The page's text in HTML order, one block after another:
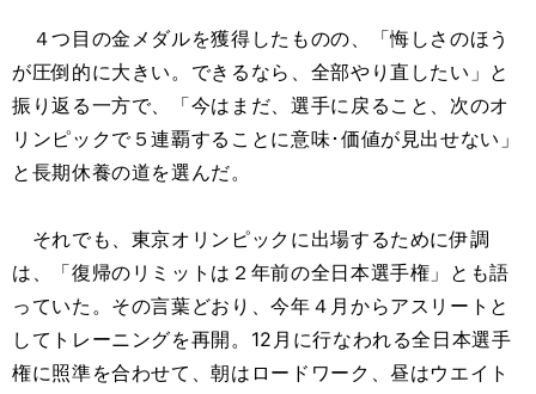
４つ目の金メダルを獲得したものの、「悔しさのほう
が圧倒的に大きい。できるなら、全部やり直したい」と
振り返る一方で、「今はまだ、選手に戻ること、次のオ
リンピックで５連覇することに意味･価値が見出せない」
と長期休養の道を選んだ。
それでも、東京オリンピックに出場するために伊調
は、「復帰のリミットは２年前の全日本選手権」とも語
っていた。その言葉どおり、今年４月からアスリートと
してトレーニングを再開。12月に行なわれる全日本選手
権に照準を合わせて、朝はロードワーク、昼はウエイト